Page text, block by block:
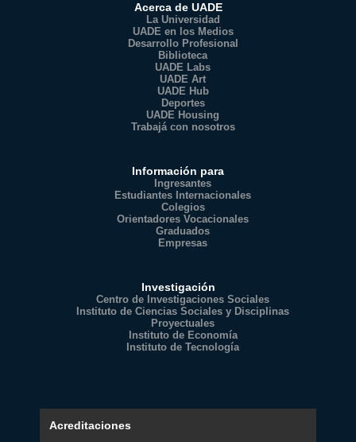
Acerca de UADE
La Universidad
UADE en los Medios
Desarrollo Profesional
Biblioteca
UADE Labs
UADE Art
UADE Hub
Deportes
UADE Housing
Trabajá con nosotros
Información para
Ingresantes
Estudiantes Internacionales
Colegios
Orientadores Vocacionales
Graduados
Empresas
Investigación
Centro de Investigaciones Sociales
Instituto de Ciencias Sociales y Disciplinas
Proyectuales
Instituto de Economía
Instituto de Tecnología
Acreditaciones